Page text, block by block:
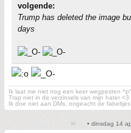
volgende:
Trump has deleted the image
days
Ik laat me niet nog een keer wegpesten
Trap niet in de verzinsels van mijn hater <3
Ik doe niet aan DMs, ongeacht de fabeltjes
• dinsdag 14